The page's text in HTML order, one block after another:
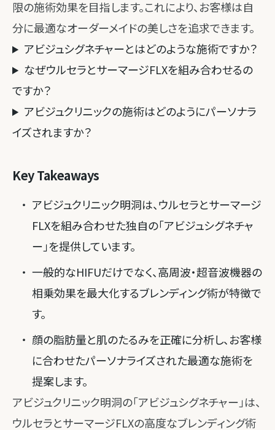
限の施術効果を目指します。これにより、お客様は自
分に最適なオーダーメイドの美しさを追求できます。
アビジュシグネチャーとはどのような施術ですか？
なぜウルセラとサーマージFLXを組み合わせるの
ですか？
アビジュクリニックの施術はどのようにパーソナラ
イズされますか？
Key Takeaways
アビジュクリニック明洞は、ウルセラとサーマージ
FLXを組み合わせた独自の「アビジュシグネチャ
ー」を提供しています。
一般的なHIFUだけでなく、高周波・超音波機器の
相乗効果を最大化するブレンディング術が特徴で
す。
顔の脂肪量と肌のたるみを正確に分析し、お客様
に合わせたパーソナライズされた最適な施術を
提案します。
アビジュクリニック明洞の「アビジュシグネチャー」は、
ウルセラとサーマージFLXの高度なブレンディング術